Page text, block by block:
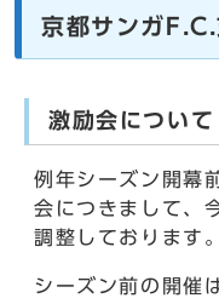
京都サンガ
激励会について
例年シーズン開幕
会につきまして、
調整しております。
シーズン前の開催